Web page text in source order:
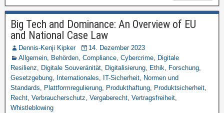
Big Tech and Dominance: An Overview of EU
and National Case Law
Dennis-Kenji Kipker
14. Dezember 2023
Allgemein, Behörden, Compliance, Cybercrime, Digitale
Resilienz, Digitale Souveränität, Digitalisierung, Ethik, Forschung,
Gesetzgebung, Internationales, IT-Sicherheit, Normen und
Standards, Plattformregulierung, Produkthaftung, Produktsicherheit,
Recht, Verbraucherschutz, Vergaberecht, Vertragsfreiheit,
Whistleblowing